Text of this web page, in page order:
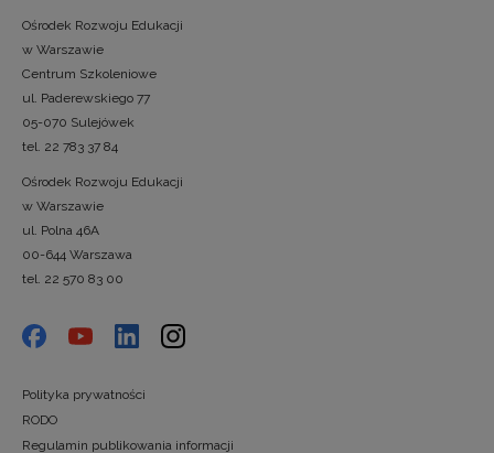
Ośrodek Rozwoju Edukacji
w Warszawie
Centrum Szkoleniowe
ul. Paderewskiego 77
05-070 Sulejówek
tel. 22 783 37 84
Ośrodek Rozwoju Edukacji
w Warszawie
ul. Polna 46A
00-644 Warszawa
tel. 22 570 83 00
Polityka prywatności
RODO
Regulamin publikowania informacji